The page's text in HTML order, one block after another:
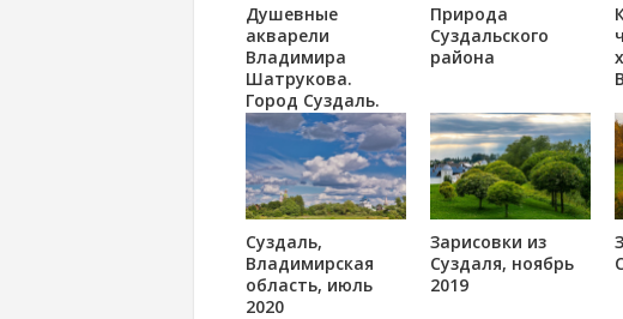
Душевные
акварели
Владимира
Шатрукова.
Город Суздаль.
Природа
Суздальского
района
Суздаль,
Владимирская
область, июль
2020
Зарисовки из
Суздаля, ноябрь
2019